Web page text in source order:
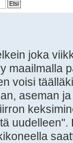
joka
maailmalla
voisi
aseman